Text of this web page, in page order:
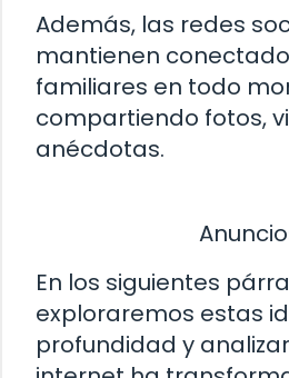
Además, las redes
mantienen
familiares en todo
compartiendo fotos,
anécdotas.
En los siguientes
exploraremos estas
profundidad y